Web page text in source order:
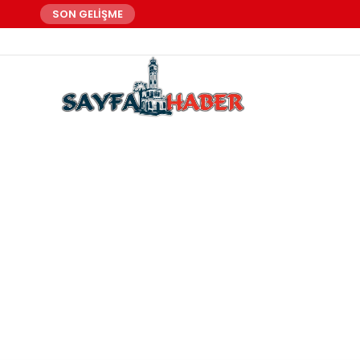
SON GELİŞME